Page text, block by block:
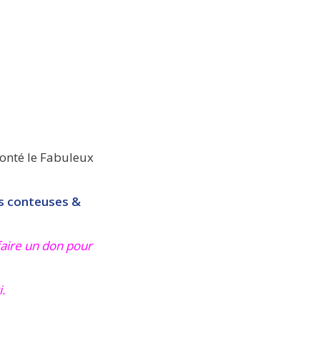
le Fabuleux
conteuses &
un don pour
.